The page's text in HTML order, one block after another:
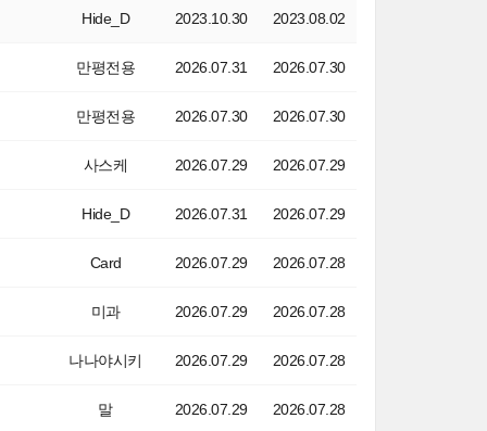
Hide_D 2023.10.30 2023.08.02
만평전용 2026.07.31 2026.07.30
만평전용 2026.07.30 2026.07.30
사스케 2026.07.29 2026.07.29
Hide_D 2026.07.31 2026.07.29
Card 2026.07.29 2026.07.28
미과 2026.07.29 2026.07.28
나나야시키 2026.07.29 2026.07.28
말 2026.07.29 2026.07.28